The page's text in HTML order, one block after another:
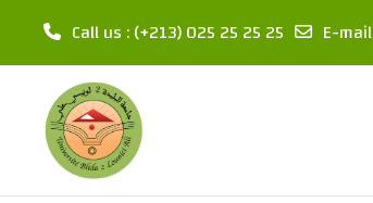
Skip to main content
Call us : (+213) 025 25 25 25 E-mail